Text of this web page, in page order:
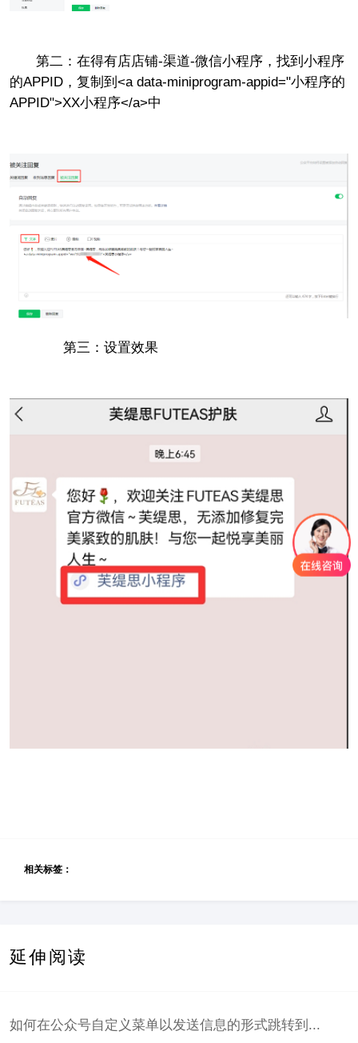
第二：在得有店店铺-渠道-微信小程序，找到小程序
的APPID， 复制到 <a data-miniprogram-appid="小程序的
APPID">XX小程序</a>中
第三：设置效果
相关标签：
延伸阅读
如何在公众号自定义菜单以发送信息的形式跳转到...